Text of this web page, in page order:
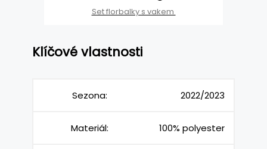
Set florbalky s vakem
Klíčové vlastnosti
Sezona: 2022/2023
Materiál: 100% polyester